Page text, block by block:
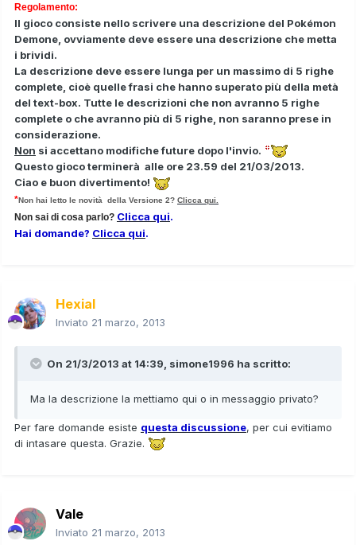
Regolamento:
Il gioco consiste nello scrivere una descrizione del Pokémon
Demone, ovviamente deve essere una descrizione che metta
i brividi.
La descrizione deve essere lunga per un massimo di 5 righe
complete, cioè quelle frasi che hanno superato più della metà
del text-box. Tutte le descrizioni che non avranno 5 righe
complete o che avranno più di 5 righe, non saranno prese in
considerazione.
Non si accettano modifiche future dopo l'invio.
Questo gioco terminerà alle ore 23.59 del 21/03/2013.
Ciao e buon divertimento!
*Non hai letto le novità della Versione 2? Clicca qui.
Non sai di cosa parlo? Clicca qui.
Hai domande? Clicca qui.
Hexial
Inviato 21 marzo, 2013
On 21/3/2013 at 14:39, simone1996 ha scritto:
Ma la descrizione la mettiamo qui o in messaggio privato?
Per fare domande esiste questa discussione, per cui evitiamo
di intasare questa. Grazie.
Vale
Inviato 21 marzo, 2013